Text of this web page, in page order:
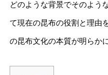
どのような背景でそのよう
て現在の昆布の役割と理由
の昆布文化の本質が明らか